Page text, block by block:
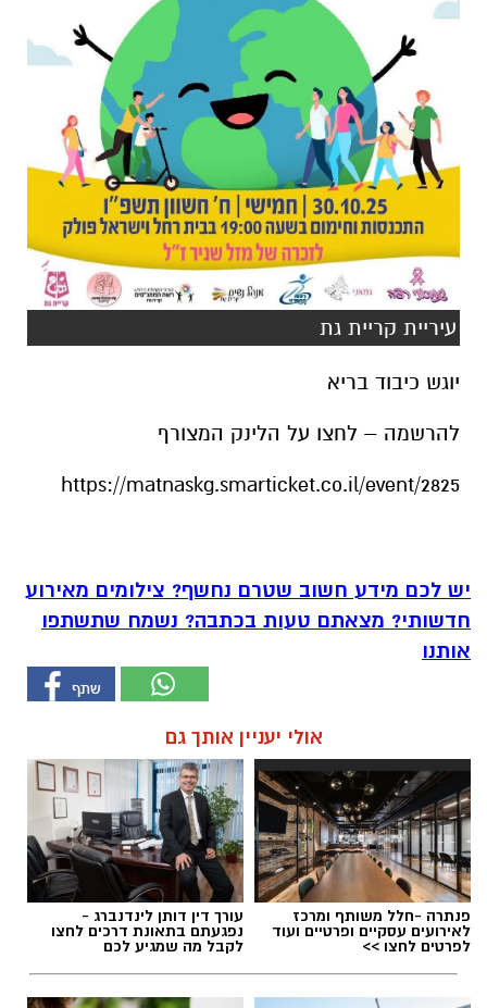
עיריית קריית גת
יוגש כיבוד בריא
להרשמה – לחצו על הלינק המצורף
https://matnaskg.smarticket.co.il/event/2825
יש לכם מידע חשוב שטרם נחשף? צילומים מאירוע
חדשותי? מצאתם טעות בכתבה? נשמח שתשתפו
אותנו
אולי יעניין אותך גם
פנתרה -חלל משותף ומרכז
לאירועים עסקיים ופרטיים ועוד
לפרטים לחצו >>
עורך דין דותן לינדנברג -
נפגעתם בתאונת דרכים לחצו
לקבל מה שמגיע לכם